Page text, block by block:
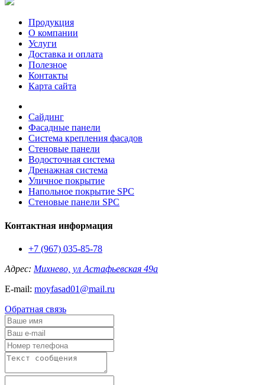
Продукция
О компании
Услуги
Доставка и оплата
Полезное
Контакты
Карта сайта
Сайдинг
Фасадные панели
Система крепления фасадов
Стеновые панели
Водосточная система
Дренажная система
Уличное покрытие
Напольное покрытие SPC
Стеновые панели SPC
Контактная информация
+7 (967) 035-85-78
Адрес: Михнево, ул Астафьевская 49а
E-mail: moyfasad01@mail.ru
Обратная связь